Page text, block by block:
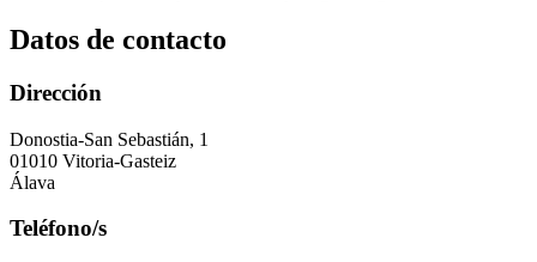
Datos de contacto
Dirección
Donostia-San Sebastián, 1
01010 Vitoria-Gasteiz
Álava
Teléfono/s